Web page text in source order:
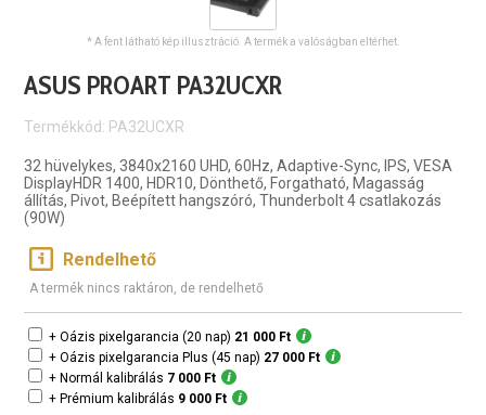
* A fent látható kép illusztráció. A termék a valóságban eltérhet.
ASUS PROART PA32UCXR
Termékkód: PA32UCXR
32 hüvelykes, 3840x2160 UHD, 60Hz, Adaptive-Sync, IPS, VESA
DisplayHDR 1400, HDR10, Dönthető, Forgatható, Magasság
állítás, Pivot, Beépített hangszóró, Thunderbolt 4 csatlakozás
(90W)
Rendelhető
A termék nincs raktáron, de rendelhető
+ Oázis pixelgarancia (20 nap) 21 000 Ft
+ Oázis pixelgarancia Plus (45 nap) 27 000 Ft
+ Normál kalibrálás 7 000 Ft
+ Prémium kalibrálás 9 000 Ft